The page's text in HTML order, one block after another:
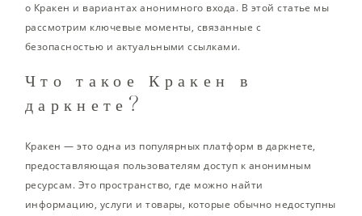
о Кракен и вариантах анонимного входа. В этой статье мы
рассмотрим ключевые моменты, связанные с
безопасностью и актуальными ссылками.
Что такое Кракен в
даркнете?
Кракен — это одна из популярных платформ в даркнете,
предоставляющая пользователям доступ к анонимным
ресурсам. Это пространство, где можно найти
информацию, услуги и товары, которые обычно недоступны